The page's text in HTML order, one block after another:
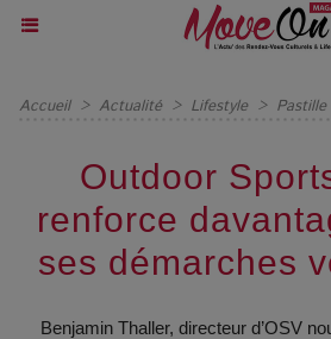
Accueil > Actualité > Lifestyle >
Outdoor
renforce
ses démarches
Benjamin Thaller, directeur d’OSV